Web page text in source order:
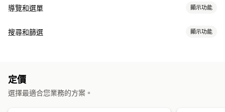
導覽和選單 顯示功能
選單樣式
瀏覽
頁面路徑 無限捲動 捲動至頂端
搜尋和篩選 顯示功能
搜尋建議
自訂排名 搜尋列 排除結果
定價
選擇最適合您業務的方案。